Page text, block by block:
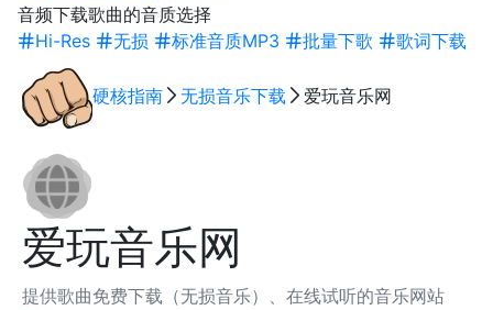
音频下载歌曲的音质选择
Hi-Res
无损 标准音质MP3 批量下歌 歌词下载
硬核指南 无损音乐下载 爱玩音乐网
爱玩音乐网
提供歌曲免费下载（无损音乐）、在线试听的音乐网站